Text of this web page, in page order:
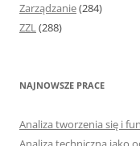
Zarządzanie(284)
ZZL(288)
NAJNOWSZE PRACE
Analiza tworzenia się i